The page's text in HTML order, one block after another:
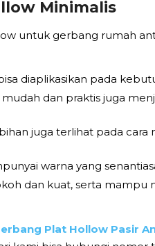
Minimalis
untuk gerbang rumah
diaplikasikan pada
dan praktis juga
juga terlihat pada
warna yang
dan kuat, serta mampu
Plat Hollow Pasir